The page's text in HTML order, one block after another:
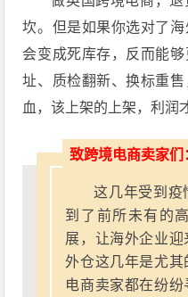
坎。但是如果你选对了
会变成死库存，反而能
址、质检翻新、换标重
血，该上架的上架，利润
致跨境电商卖家们
这几年受到疫
到了前所未有的
展，让海外企业
外仓这几年是尤
电商卖家都在纷